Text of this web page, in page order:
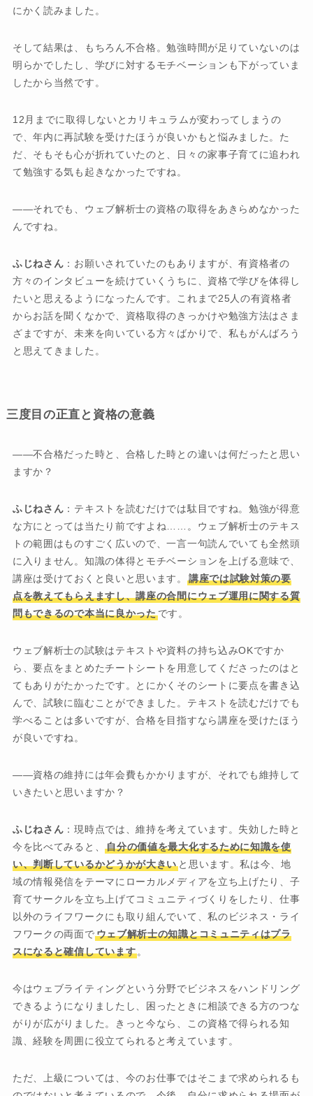
にかく読みました。
そして結果は、もちろん不合格。勉強時間が足りていないのは
明らかでしたし、学びに対するモチベーションも下がっていま
したから当然です。
12月までに取得しないとカリキュラムが変わってしまうの
で、年内に再試験を受けたほうが良いかもと悩みました。た
だ、そもそも心が折れていたのと、日々の家事子育てに追われ
て勉強する気も起きなかったですね。
――それでも、ウェブ解析士の資格の取得をあきらめなかった
んですね。
ふじねさん ：お願いされていたのもありますが、有資格者の
方々のインタビューを続けていくうちに、資格で学びを体得し
たいと思えるようになったんです。これまで25人の有資格者
からお話を聞くなかで、資格取得のきっかけや勉強方法はさま
ざまですが、未来を向いている方々ばかりで、私もがんばろう
と思えてきました。
三度目の正直と資格の意義
――不合格だった時と、合格した時との違いは何だったと思い
ますか？
ふじねさん ：テキストを読むだけでは駄目ですね。勉強が得意
な方にとっては当たり前ですよね……。ウェブ解析士のテキス
トの範囲はものすごく広いので、一言一句読んでいても全然頭
に入りません。知識の体得とモチベーションを上げる意味で、
講座は受けておくと良いと思います。
講座では試験対策の要
点を教えてもらえますし、講座の合間にウェブ運用に関する質
問もできるので本当に良かったです。
ウェブ解析士の試験はテキストや資料の持ち込みOKですか
ら、要点をまとめたチートシートを用意してくださったのはと
てもありがたかったです。とにかくそのシートに要点を書き込
んで、試験に臨むことができました。テキストを読むだけでも
学べることは多いですが、合格を目指すなら講座を受けたほう
が良いですね。
――資格の維持には年会費もかかりますが、それでも維持して
いきたいと思いますか？
ふじねさん ：現時点では、維持を考えています。失効した時と
今を比べてみると、自分の価値を最大化するために知識を使
い、判断しているかどうかが大きい と思います。私は今、地
域の情報発信をテーマにローカルメディアを立ち上げたり、子
育てサークルを立ち上げてコミュニティづくりをしたり、仕事
以外のライフワークにも取り組んでいて、私のビジネス・ライ
フワークの両面でウェブ解析士の知識とコミュニティはプラ
スになると確信しています。
今はウェブライティングという分野でビジネスをハンドリング
できるようになりましたし、困ったときに相談できる方のつな
がりが広がりました。きっと今なら、この資格で得られる知
識、経験を周囲に役立てられると考えています。
ただ、上級については、今のお仕事ではそこまで求められるも